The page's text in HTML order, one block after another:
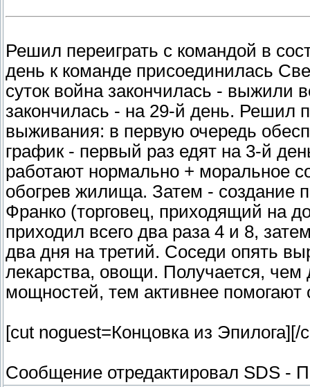
Решил переиграть с командой в
день к команде присоединилась
суток война закончилась - выжили
закончилась - на 29-й день. Решил
выживания: в первую очередь
график - первый раз едят на 3-й
работают нормально + моральное
обогрев жилища. Затем - создание
Франко (торговец, приходящий на
приходил всего два раза 4 и 8,
два дня на третий. Соседи опять
лекарства, овощи. Получается,
мощностей, тем активнее
[cut noguest=Концовка из Эпилога] [/
Сообщение отредактировал SDS -